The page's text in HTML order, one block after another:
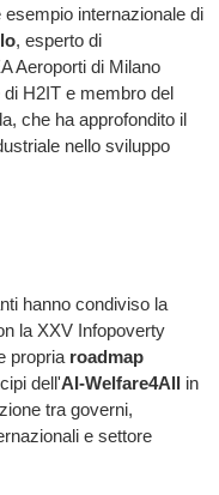
internazionale di
, esperto di
Aeroporti di Milano
di H2IT e membro del
che ha approfondito il
nello sviluppo
hanno condiviso la
la XXV Infopoverty
propria roadmap
dell'AI-Welfare4All in
tra governi,
e settore